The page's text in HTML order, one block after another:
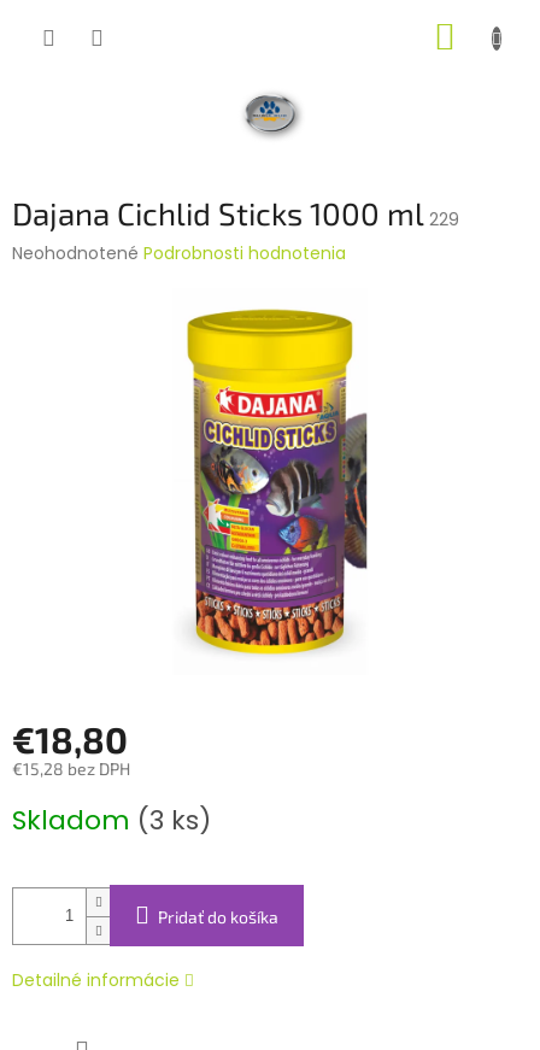
Dajana Cichlid Sticks 1000 ml 229
Priemerné
Neohodnotené Podrobnosti hodnotenia
€18,80
€15,28 bez DPH
cena:
Skladom (3 ks)
Pridať do košíka
Detailné informácie